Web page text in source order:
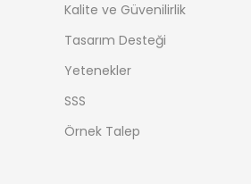
Kalite ve Güvenilirlik
Tasarım Desteği
Yetenekler
SSS
Örnek Talep